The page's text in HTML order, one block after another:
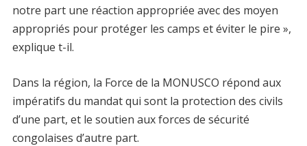
notre part une réaction appropriée avec des moyen
appropriés pour protéger les camps et éviter le pire »,
explique t-il.
Dans la région, la Force de la MONUSCO répond aux
impératifs du mandat qui sont la protection des civils
d’une part, et le soutien aux forces de sécurité
congolaises d’autre part.